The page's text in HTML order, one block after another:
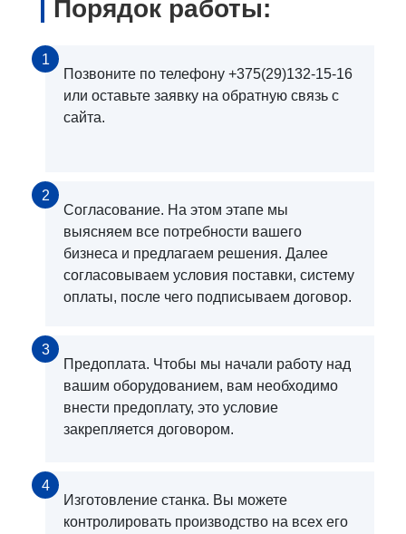
Порядок работы:
1
Позвоните по телефону +375(29)132-15-16
или оставьте заявку на обратную связь с
сайта.
2
Согласование. На этом этапе мы
выясняем все потребности вашего
бизнеса и предлагаем решения. Далее
согласовываем условия поставки, систему
оплаты, после чего подписываем договор.
3
Предоплата. Чтобы мы начали работу над
вашим оборудованием, вам необходимо
внести предоплату, это условие
закрепляется договором.
4
Изготовление станка. Вы можете
контролировать производство на всех его